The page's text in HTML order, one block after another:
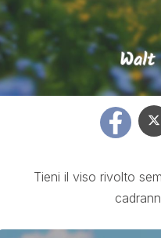
Tieni il viso rivolto